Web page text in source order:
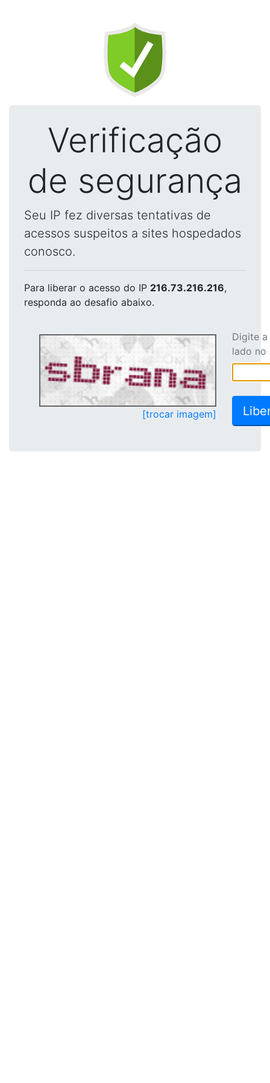
Verificação
de segurança
Seu IP fez diversas tentativas de
acessos suspeitos a sites hospedados
conosco.
Para liberar o acesso do IP 216.73.216.216,
responda ao desafio abaixo.
[trocar imagem]
Digite
lado no